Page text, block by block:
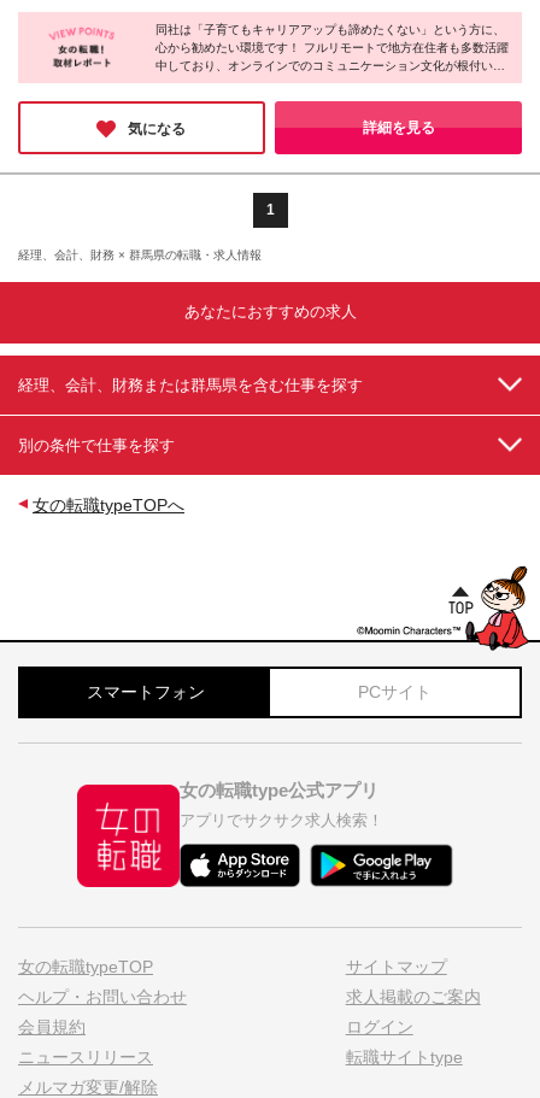
経験がある方 ■Googleスプレッドシートを活用できる
方 ■バックオフィスに関するSaaSツールの利用経験
がある方（マネーフォワード・freee・KING OF
期間の上限5年）
則、国内のご自宅勤務です） ★面接もオンラインで
完結します ★研修期間も出社の必要はありません！
本社／東京都港区南青山1-24-3 WeWork乃木坂 (変更
の範囲)上記を除く当社関連勤務地
同社は「子育てもキャリアアップも諦めたくない」という方に、
心から勧めたい環境です！ フルリモートで地方在住者も多数活躍
中しており、オンラインでのコミュニケーション文化が根付いて
います。ビジネスチャット『Chatwork』を生み出した急成長企業
グループだからこそ、キャリアアップの可能性もあなた次第でど
んどん広がっていくはず。場所にとらわれない新しい働き方を実
現したい方は、ぜひご応募ください！
気になる 詳細を見る
1
経理、会計、財務 × 群馬県の転職・求人情報
あなたにおすすめの求人
経理、会計、財務または群馬県を含む仕事を探す
別の条件で仕事を探す
女の転職typeTOPへ
スマートフォン PCサイト
女の転職type公式アプリ
アプリでサクサク求人検索！
女の転職typeTOP
ヘルプ・お問い合わせ
会員規約
ニュースリリース
メルマガ変更/解除
サイトマップ
求人掲載のご案内
ログイン
転職サイトtype